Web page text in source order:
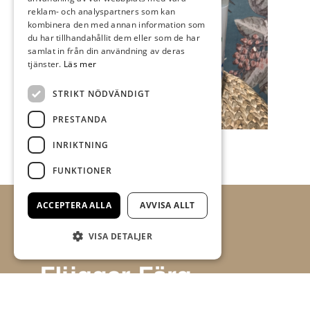
reklam- och analyspartners som kan
kombinera den med annan information som
du har tillhandahållit dem eller som de har
samlat in från din användning av deras
tjänster. Läs mer
STRIKT NÖDVÄNDIGT
PRESTANDA
INRIKTNING
FUNKTIONER
ACCEPTERA ALLA AVVISA ALLT
VISA DETALJER